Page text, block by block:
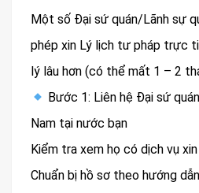
Một số Đại sứ quán/Lãnh sự
phép xin Lý lịch tư pháp trực
lý lâu hơn (có thể mất 1 – 2
Bước 1: Liên hệ Đại sứ
Nam tại nước bạn
Kiểm tra xem họ có dịch vụ
Chuẩn bị hồ sơ theo hướng